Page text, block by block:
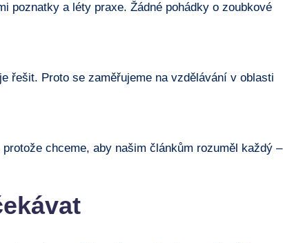
poznatky a léty praxe. Žádné pohádky o zoubkové
řešit. Proto se zaměřujeme na vzdělávání v oblasti
chceme, aby našim článkům rozuměl každý –